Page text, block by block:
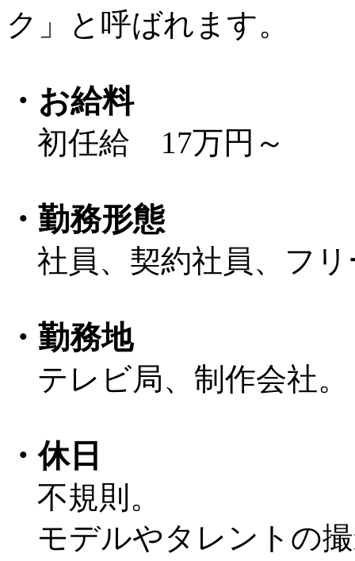
ク」と呼ばれます。
・お給料
初任給 17万円～
・勤務形態
社員、契約社員、フリ
・勤務地
テレビ局、制作会社。
・休日
不規則。
モデルやタレントの